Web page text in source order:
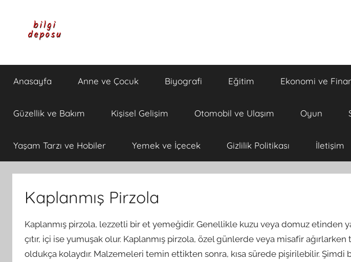
Bilgi
Deposu
Bilgi,
Günlük
Anasayfa Anne ve Çocuk Biyografi Eğitim Ekonomi ve
Güzellik ve Bakım Kişisel Gelişim Otomobil ve Ulaşım Oyun
Yaşam Tarzı ve Hobiler Yemek ve İçecek Gizlilik Politikası İletişim
Kaplanmış Pirzola
Kaplanmış pirzola, lezzetli bir et yemeğidir. Genellikle kuzu veya domuz etinden
çıtır, içi ise yumuşak olur. Kaplanmış pirzola, özel günlerde veya misafir ağırlarken
oldukça kolaydır. Malzemeleri temin ettikten sonra, kısa sürede pişirilebilir.